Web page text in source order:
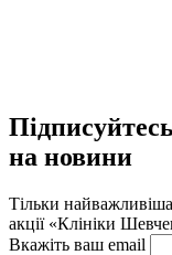
Підписуйтесь
на новини
Тільки найважливіша
акції «Клініки
Вкажіть ваш email